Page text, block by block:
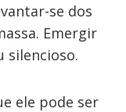
se dos
Emergir
silencioso.
ele pode ser